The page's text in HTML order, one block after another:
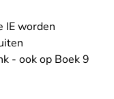
IE worden
Rechtspraak.nl
- ook op Boek 9
verlaat